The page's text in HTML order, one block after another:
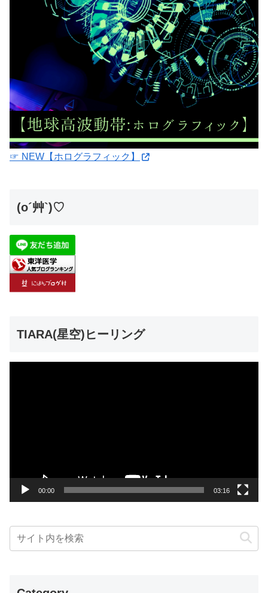
☞ NEW【ホログラフィック】
(o´艸`)♡
TIARA(星空)ヒーリング
00:00 03:16